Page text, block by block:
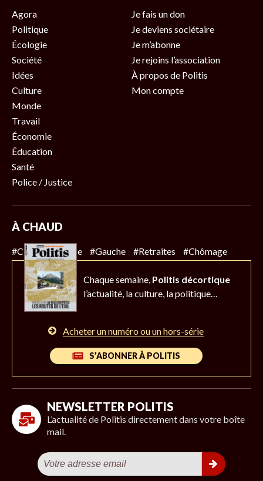
Agora
Politique
Écologie
Société
Idées
Culture
Monde
Travail
Économie
Éducation
Santé
Police / Justice
Je fais un don
Je deviens sociétaire
Je m’abonne
Je rejoins l’association
À propos de Politis
Mon compte
À CHAUD
#Climat #Police #Gauche #Retraites #Chômage
Chaque semaine, Politis décortique
l’actualité, la culture, la politique…
Acheter un numéro ou un hors-série
S’ABONNER À POLITIS
NEWSLETTER POLITIS
L’actualité de Politis directement dans votre boîte
mail.